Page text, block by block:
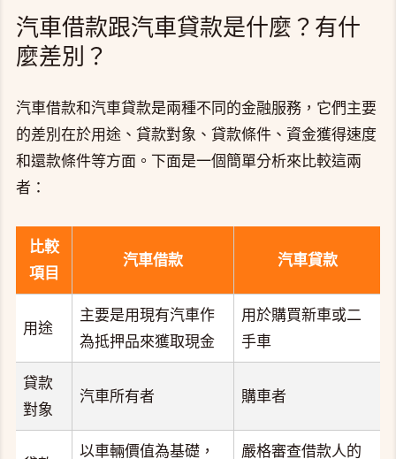
汽車借款跟汽車貸款是什麼？有什
麼差別？
汽車借款和汽車貸款是兩種不同的金融服務，它們主要
的差別在於用途、貸款對象、貸款條件、資金獲得速度
和還款條件等方面。下面是一個簡單分析來比較這兩
者：
比較
項目
汽車借款 汽車貸款
用途
主要是用現有汽車作
為抵押品來獲取現金
用於購買新車或二
手車
貸款
對象
汽車所有者 購車者
以車輛價值為基礎， 嚴格審查借款人的